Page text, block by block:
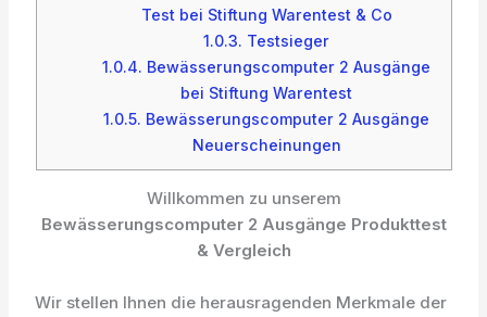
Test bei Stiftung Warentest & Co
1.0.3. Testsieger
1.0.4. Bewässerungscomputer 2 Ausgänge
bei Stiftung Warentest
1.0.5. Bewässerungscomputer 2 Ausgänge
Neuerscheinungen
Willkommen zu unserem
Bewässerungscomputer 2 Ausgänge Produkttest
& Vergleich
Wir stellen Ihnen die herausragenden Merkmale der